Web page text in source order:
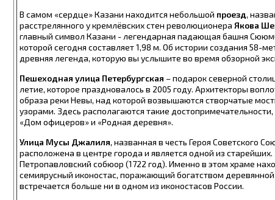
В самом «сердце» Казани находится небольшой проезд,
расстрелянного у кремлёвских стен революционера Якова
главный символ Казани - легендарная падающая башня
которой сегодня составляет 1,98 м. Об истории создания 58-
древняя легенда, которую вы услышите во время обзорной
Пешеходная улица Петербургская – подарок северной
летие, которое праздновалось в 2005 году. Архитекторы
образа реки Невы, над которой возвышаются створчатые
узорами. Здесь располагаются такие достопримечательности,
«Дом офицеров» и «Родная деревня».
Улица Мусы Джалиля, названная в честь Героя Советского
расположена в центре города и является одной из
Петропавловский собюор (1722 год). Именно в этом храме
семиярусный иконостас, поражающий богатством деревянной
встречается больше ни в одном из иконостасов России.